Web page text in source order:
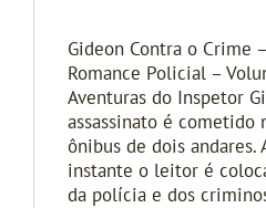
Gideon Contra o Crime
Romance Policial –
Aventuras do Inspetor
assassinato é
ônibus de dois andares.
instante o leitor é
da polícia e dos